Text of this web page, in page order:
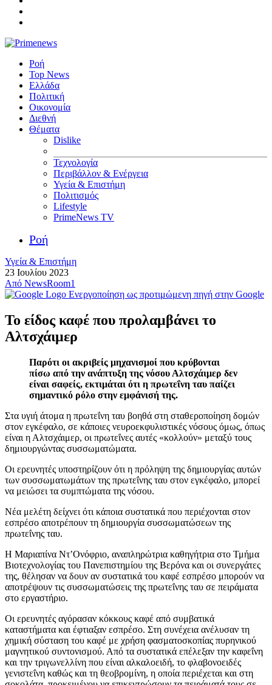
Ροή
Top News
Ελλάδα
Πολιτική
Οικονομία
Διεθνή
Θέματα
Dislike
Τεχνολογία
Περιβάλλον & Ενέργεια
Υγεία & Επιστήμη
Πολιτισμός
Lifestyle
PrimeNews TV
Ροή
Υγεία & Επιστήμη
23 Ιουλίου 2023
Από NewsRoom1
Ενεργοποίηση ως προτιμώμενη πηγή στην Google
Το είδος καφέ που προλαμβάνει το
Αλτσχάιμερ
Παρότι οι ακριβείς μηχανισμοί που κρύβονται
πίσω από την ανάπτυξη της νόσου Αλτσχάιμερ δεν
είναι σαφείς, εκτιμάται ότι η πρωτεΐνη ταυ παίζει
σημαντικό ρόλο στην εμφάνισή της.
Στα υγιή άτομα η πρωτεΐνη ταυ βοηθά στη σταθεροποίηση δομών
στον εγκέφαλο, σε κάποιες νευροεκφυλιστικές νόσους όμως, όπως
είναι η Αλτσχάιμερ, οι πρωτεΐνες αυτές «κολλούν» μεταξύ τους
δημιουργώντας συσσωματώματα.
Οι ερευνητές υποστηρίζουν ότι η πρόληψη της δημιουργίας αυτών
των συσσωματωμάτων της πρωτεΐνης ταυ στον εγκέφαλο, μπορεί
να μειώσει τα συμπτώματα της νόσου.
Νέα μελέτη δείχνει ότι κάποια συστατικά που περιέχονται στον
εσπρέσο αποτρέπουν τη δημιουργία συσσωματώσεων της
πρωτεΐνης ταυ.
Η Μαριαπίνα Ντ’Ονόφριο, αναπληρώτρια καθηγήτρια στο Τμήμα
Βιοτεχνολογίας του Πανεπιστημίου της Βερόνα και οι συνεργάτες
της, θέλησαν να δουν αν συστατικά του καφέ εσπρέσο μπορούν να
αποτρέψουν τις συσσωματώσεις της πρωτεΐνης ταυ σε πειράματα
στο εργαστήριο.
Οι ερευνητές αγόρασαν κόκκους καφέ από συμβατικά
καταστήματα και έφτιαξαν εσπρέσο. Στη συνέχεια ανέλυσαν τη
χημική σύσταση του καφέ με χρήση φασματοσκοπίας πυρηνικού
μαγνητικού συντονισμού. Από τα συστατικά επέλεξαν την καφεΐνη
και την τριγωνελλίνη που είναι αλκαλοειδή, το φλαβονοειδές
γενιστεΐνη καθώς και τη θεοβρομίνη, η οποία περιέχεται και στη